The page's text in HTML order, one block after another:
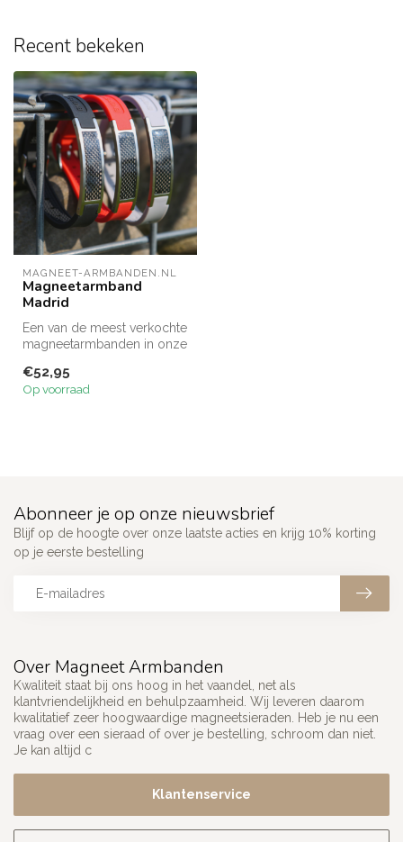
Recent bekeken
MAGNEET-ARMBANDEN.NL
Magneetarmband
Madrid
Een van de meest verkochte
magneetarmbanden in onze
ma...
€52,95
Op voorraad
Over Magneet Armbanden
Kwaliteit staat bij ons hoog in het vaandel, net als
klantvriendelijkheid en behulpzaamheid. Wij leveren daarom
kwalitatief zeer hoogwaardige magneetsieraden. Heb je nu een
vraag over een sieraad of over je bestelling, schroom dan niet.
Je kan altijd c
Klantenservice
Abonneer je op onze nieuwsbrief
Blijf op de hoogte over onze laatste acties en krijg 10% korting
op je eerste bestelling